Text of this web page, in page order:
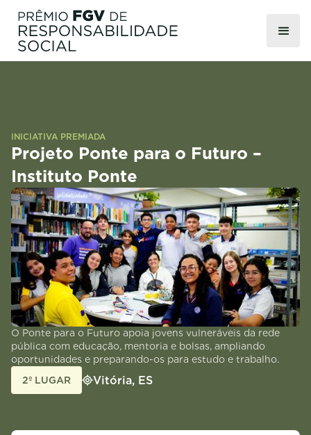
INICIATIVA PREMIADA
Projeto Ponte para o Futuro –
Instituto Ponte
O Ponte para o Futuro apoia jovens vulneráveis da rede
pública com educação, mentoria e bolsas, ampliando
oportunidades e preparando-os para estudo e trabalho.
2º LUGAR
Vitória, ES